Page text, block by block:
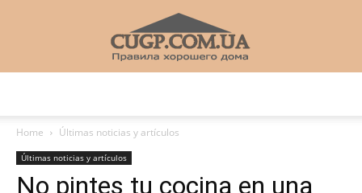
Home Últimas noticias y artículos
Últimas noticias y artículos
No pintes tu cocina en una